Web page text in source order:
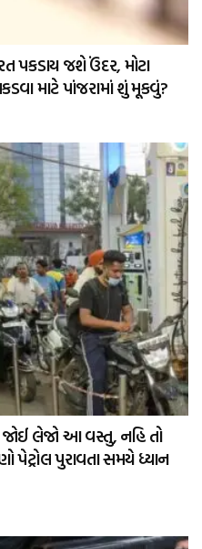
પકડાય જશે ઉંદર, મોટા
માટે પાંજરામાં શું મૂકવું?
જોઈ લેજો આ વસ્તુ, નહિ તો
પેટ્રોલ પુરાવતા સમયે ધ્યાન